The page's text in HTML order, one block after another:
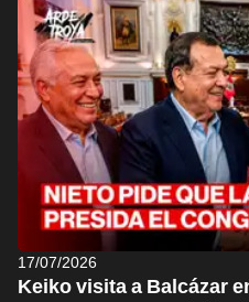
17/07/2026
Keiko visita a Balcázar